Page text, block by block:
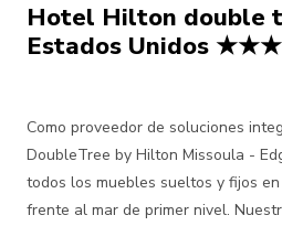
Hotel Hilton double
Estados Unidos
Como proveedor de soluciones
DoubleTree by Hilton Missoula -
todos los muebles sueltos y fijos
frente al mar de primer nivel.